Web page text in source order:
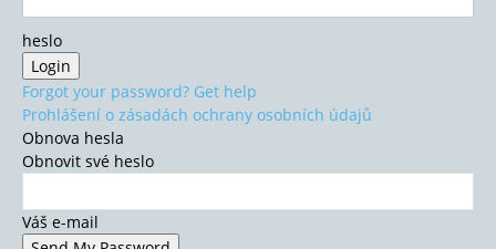
heslo
Forgot your password? Get help
Prohlášení o zásadách ochrany osobních údajů
Obnova hesla
Obnovit své heslo
Váš e-mail